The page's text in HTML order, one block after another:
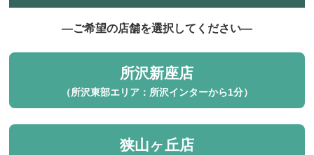
―ご希望の店舗を選択してください―
所沢新座店
（所沢東部エリア：所沢インターから1分）
狭山ヶ丘店